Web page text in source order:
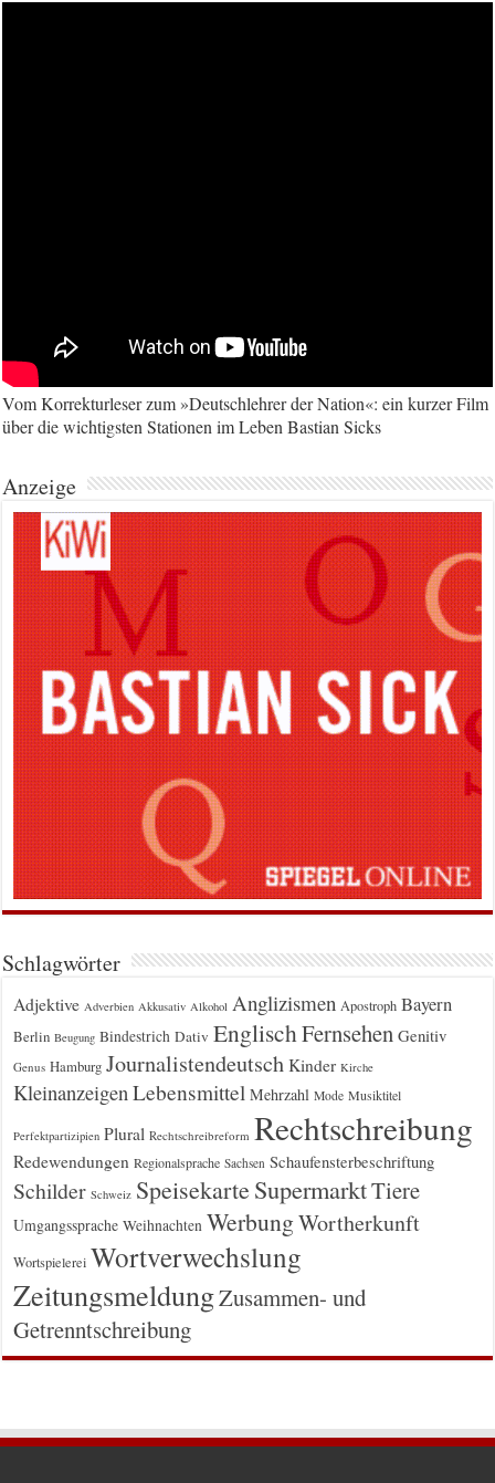
Vom Korrekturleser zum »Deutschlehrer der Nation«: ein kurzer Film
über die wichtigsten Stationen im Leben Bastian Sicks
Anzeige
Schlagwörter
Adjektive Adverbien Akkusativ Alkohol Anglizismen Apostroph Bayern
Berlin Beugung Bindestrich Dativ EnglischFernsehen Genitiv
Genus Hamburg Journalistendeutsch Kinder Kirche
KleinanzeigenLebensmittel Mehrzahl Mode Musiktitel
Perfektpartizipien Plural Rechtschreibreform Rechtschreibung
Redewendungen Regionalsprache Sachsen Schaufensterbeschriftung
Schilder Schweiz Speisekarte SupermarktTiere
Umgangssprache Weihnachten WerbungWortherkunft
Wortspielerei Wortverwechslung
ZeitungsmeldungZusammen- und
Getrenntschreibung